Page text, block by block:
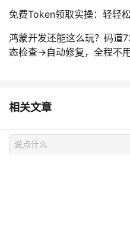
免费Token领取实操：轻轻
鸿蒙开发还能这么玩？码
态检查→自动修复，全程不
相关文章
微服务架构下需要什么样的